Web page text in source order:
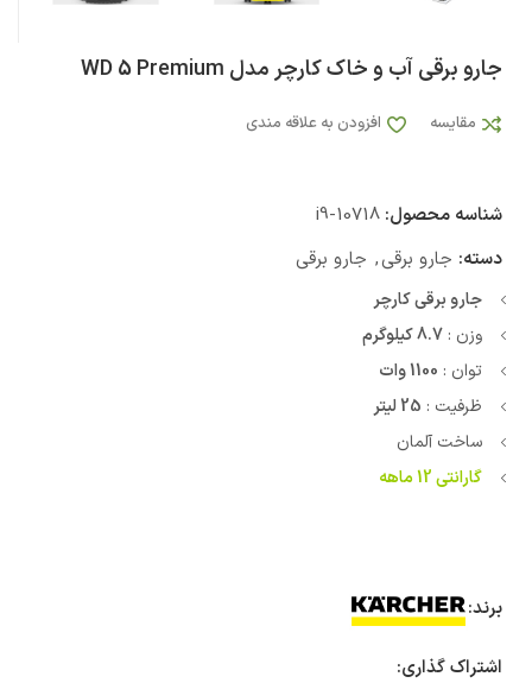
جارو برقی آب و خاک کارچر مدل WD 5 Premium
مقایسه افزودن به علاقه مندی
شناسه محصول: i9-10718
دسته: جارو برقی, جارو برقی
جارو برقی کارچر
وزن : 8.7 کیلوگرم
توان : 1100 وات
ظرفیت : 25 لیتر
ساخت آلمان
گارانتی 12 ماهه
برند:
اشتراک گذاری: